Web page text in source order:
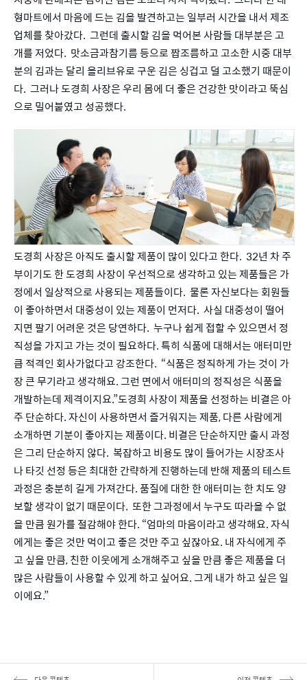
형마트에서 마음에 드는 김을 발견하고는 일부러 시간을 내서 제조
업체를 찾아갔다.  그런데 출시할 김을 먹어본 사람들 대부분은 고
개를 저었다.  맛소금과참기름 등으로 짭조름하고 고소한 시중 대부
분의 김과는 달리 올리브유로 구운 김은 싱겁고 덜 고소했기 때문이
다.  그러나 도경희 사장은 우리 몸에 더 좋은 건강한 맛이라고 뚝심
으로 밀어붙였고 성공했다.
도경희 사장은 아직도 출시할 제품이 많이 있다고 한다.  32년 차 주
부이기도 한 도경희 사장이 우선적으로 생각하고 있는 제품들은 가
정에서 일상적으로 사용되는 제품들이다.  물론 자신보다는 회원들
이 좋아하면서 대중성이 있는 제품이 먼저다.  사실 대중성이 떨어
지면 팔기 어려운 것은 당연하다.  누구나 쉽게 접할 수 있으면서 정
직성을 가지고 가는 것이 필요하다. 특히 식품에 대해서는 애터미만
큼 적격인 회사가없다고 강조한다.  “식품은 정직하게 가는 것이 가
장 큰 무기라고 생각해요. 그런 면에서 애터미의 정직성은 식품을
개발하는데 제격이지요.”도경희 사장이 제품을 선정하는 비결은 아
주 단순하다. 자신이 사용하면서 즐거워지는 제품, 다른 사람에게
소개하면 기분이 좋아지는 제품이다. 비결은 단순하지만 출시 과정
은 그리 단순하지 않다.  복잡하고 비용도 많이 들어가는 시장조사
나 타깃 선정 등은 최대한 간략하게 진행하는데 반해 제품의 테스트
과정은 충분히 길게 가져간다. 품질에 대한 한 애터미는 한 치도 양
보할 생각이 없기 때문이다.  또한 그과정에서 누구도 따라올 수 없
을 만큼 원가를 절감해야 한다. “엄마의 마음이라고 생각해요. 자식
에게는 좋은 것만 먹이고 좋은 것만 주고 싶잖아요. 내 자식에게 주
고 싶을 만큼, 친한 이웃에게 소개해주고 싶을 만큼 좋은 제품을 더
많은 사람들이 사용할 수 있게 하고 싶어요. 그게 내가 하고 싶은 일
이에요.”